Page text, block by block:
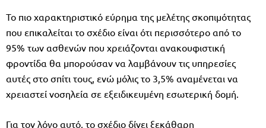
Το πιο χαρακτηριστικό εύρημα της μελέτης σκοπιμότητας
που επικαλείται το σχέδιο είναι ότι περισσότερο από το
95% των ασθενών που χρειάζονται ανακουφιστική
φροντίδα θα μπορούσαν να λαμβάνουν τις υπηρεσίες
αυτές στο σπίτι τους, ενώ μόλις το 3,5% αναμένεται να
χρειαστεί νοσηλεία σε εξειδικευμένη εσωτερική δομή.
Για τον λόγο αυτό, το σχέδιο δίνει ξεκάθαρη